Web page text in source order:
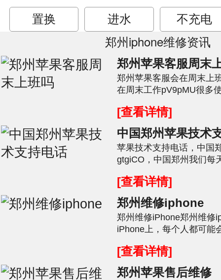
置换 进水 不充电
郑州iphone维修资讯
郑州苹果客服周末
郑州苹果客服会在周末上
在周末工作pV9pMU很多
[查看详情]
中国郑州苹果技术
苹果技术支持电话，中国
gtgiCO，中国郑州我们每
[查看详情]
郑州维修iphone
郑州维修iPhone郑州维修
iPhone上，每个人都可能
[查看详情]
郑州苹果售后维修